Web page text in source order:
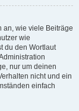
an, wie viele Beiträge
wie
du den Wortlaut
nur um deinen
nicht und ein
einfach